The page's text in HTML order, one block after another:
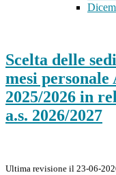
Scelta delle
mesi personale
2025/2026 in
a.s. 2026/2027
Ultima revisione il 23-06-